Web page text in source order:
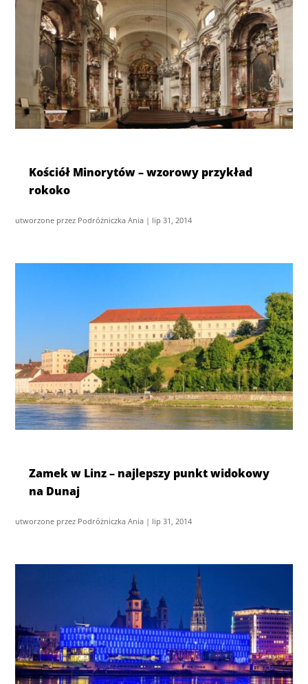
Kościół Minorytów – wzorowy przykład
rokoko
utworzone przez Podróżniczka Ania | lip 31, 2014
Zamek w Linz – najlepszy punkt widokowy
na Dunaj
utworzone przez Podróżniczka Ania | lip 31, 2014